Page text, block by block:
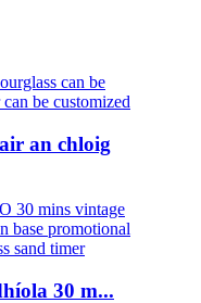
an chloig
30 m...